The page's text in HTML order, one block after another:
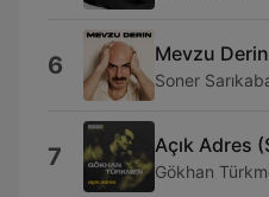
6 Mevzu Derin
Soner
7 Açık Adres
Gökhan